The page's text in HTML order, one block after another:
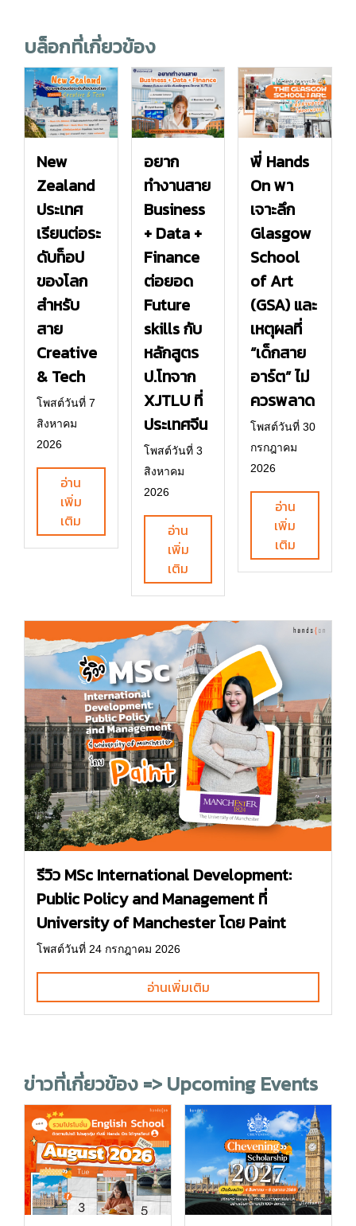
บล็อกที่เกี่ยวข้อง
New
Zealand
ประเทศ
เรียนต่อระ
ดับท็อป
ของโลก
สำหรับ
สาย
Creative
& Tech
โพสต์วันที่ 7
สิงหาคม
2026
อ่าน
เพิ่ม
เติม
อยาก
ทำงานสาย
Business
+ Data +
Finance
ต่อยอด
Future
skills กับ
หลักสูตร
ป.โทจาก
XJTLU ที่
ประเทศจีน
โพสต์วันที่ 3
สิงหาคม
2026
อ่าน
เพิ่ม
เติม
พี่ Hands
On พา
เจาะลึก
Glasgow
School
of Art
(GSA) และ
เหตุผลที่
“เด็กสาย
อาร์ต” ไม่
ควรพลาด
โพสต์วันที่ 30
กรกฎาคม
2026
อ่าน
เพิ่ม
เติม
รีวิว MSc International Development:
Public Policy and Management ที่
University of Manchester โดย Paint
โพสต์วันที่ 24 กรกฎาคม 2026
อ่านเพิ่มเติม
ข่าวที่เกี่ยวข้อง => Upcoming Events